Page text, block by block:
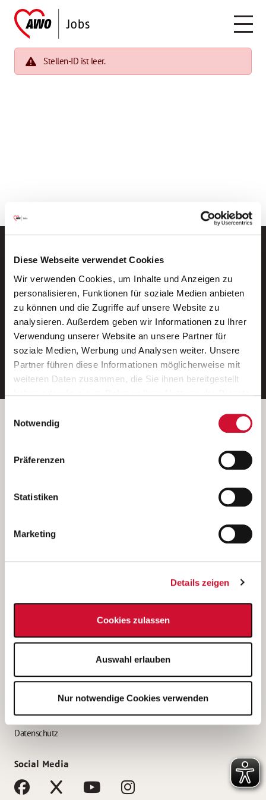
Diese Webseite verwendet Cookies
Wir verwenden Cookies, um Inhalte und Anzeigen zu
personalisieren, Funktionen für soziale Medien anbieten
zu können und die Zugriffe auf unsere Website zu
analysieren. Außerdem geben wir Informationen zu Ihrer
Verwendung unserer Website an unsere Partner für
soziale Medien, Werbung und Analysen weiter. Unsere
Partner führen diese Informationen möglicherweise mit
weiteren Daten zusammen, die Sie ihnen bereitgestellt
Wenn Sie auf „Cookies zulassen“ klicken, so stimmen
Sie der Speicherung sämtlicher Cookies zu. Sie können
Ihre Einwilligung selbstverständlich jederzeit widerrufen,
indem Sie die Cookie-Einstellungen aufrufen und diese
unsererDatenschutzerklärung
Notwendig
Präferenzen
Statistiken
Marketing
Details zeigen
Cookies zulassen
Auswahl erlauben
Nur notwendige Cookies verwenden
Stellen-ID ist leer.
Neue Stellen per E-Mail.
Ein kostenloser Service von AWO
Jobs.
E-Mail-Adresse eintragen
Betreiber der Webseite
Kantstraße 45a
(Ein Tochterunternehmen des AWO Bezirksverbandes Unterfranken
e.V.)
Bewerbung als Altenpflegehelfer*in
Bewerbung als Erzieher*in
AWO Gliederungen nach Bundesland
Impressum
Datenschutz
Social Media